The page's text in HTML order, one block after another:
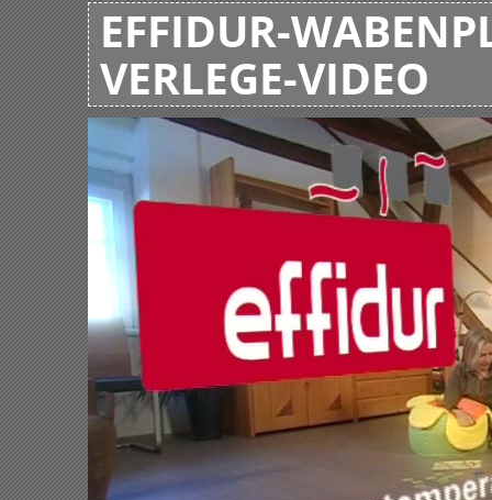
EFFIDUR-
VERLEGE-VIDEO